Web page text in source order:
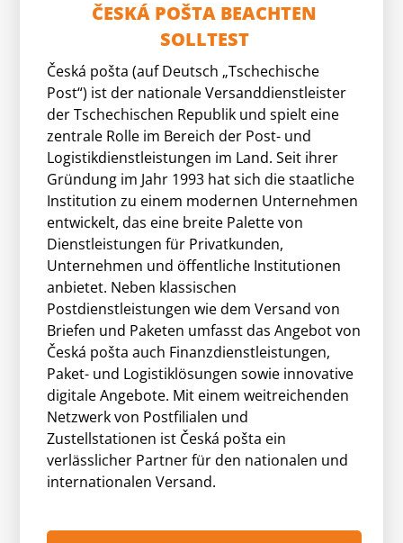
ČESKÁ POŠTA BEACHTEN
SOLLTEST
Česká pošta (auf Deutsch „Tschechische
Post“) ist der nationale Versanddienstleister
der Tschechischen Republik und spielt eine
zentrale Rolle im Bereich der Post- und
Logistikdienstleistungen im Land. Seit ihrer
Gründung im Jahr 1993 hat sich die staatliche
Institution zu einem modernen Unternehmen
entwickelt, das eine breite Palette von
Dienstleistungen für Privatkunden,
Unternehmen und öffentliche Institutionen
anbietet. Neben klassischen
Postdienstleistungen wie dem Versand von
Briefen und Paketen umfasst das Angebot von
Česká pošta auch Finanzdienstleistungen,
Paket- und Logistiklösungen sowie innovative
digitale Angebote. Mit einem weitreichenden
Netzwerk von Postfilialen und
Zustellstationen ist Česká pošta ein
verlässlicher Partner für den nationalen und
internationalen Versand.